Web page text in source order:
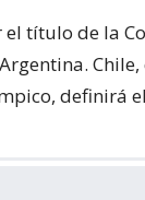
título de la
Chile,
definirá